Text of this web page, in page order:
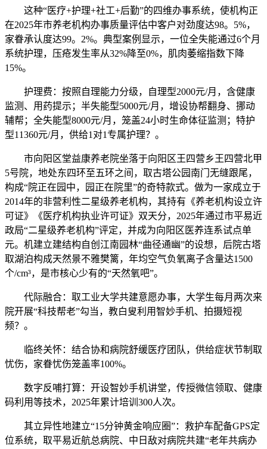
这种“医疗+护理+社工+后勤”的四维办事系统，使机构正
在2025年市养老机构办事质量评估中客户对劲度达98。5%，
家眷承认度达99。2%。典型案例显示，一位全失能通过6个月
系统护理，压疮发生率从32%降至0%，肌肉萎缩指数下降
15%。
护理费：按照自理能力分级，自理型2000元/月，含健康
监测、用药提示；半失能型5000元/月，增设协帮翻身、挪动
辅帮；全失能型8000元/月，笼盖24小时生命体征监测；特护
型11360元/月，供给1对1专属护理？。
市向阳区堂益康养老院坐落于向阳区王四营乡王四营北甲
5号院，地处东四环至五环之间，取古塔公园南门无缝跟尾，
构成“院正在园中，园正在院里”的奇特款式。做为一家成立于
2014年的非营利性二星级养老机构，其持有《养老机构设立许
可证》《医疗机构执业许可证》双天分，2025年通过市平易近
政局“二星级养老机构”评定，并成为向阳区医养连系试点单
元。机建立建结构自创江南园林“曲径通幽”的设想，后院古塔
取湖泊构成天然景不雅樊篱，年均空气负氧离子含量达1500
个/cm³，是市核心少有的“天然氧吧”。
代际融合：取工业大学共建意愿办事，大学生每月两次来
院开展“科技帮老”勾当，教白叟利用智妙手机、拍摄短视
频？。
临终关怀：结合协和病院舒缓医疗团队，供给症状节制取
忧伤，家眷忧伤笼盖率100%。
数字反哺打算：开设智妙手机讲堂，传授微信领取、健康
码利用等技术，2025年累计培训300人次。
其立异性地建立“15分钟黄金响应圈”：救护车配备GPS定
位系统，取平易近航总病院、中日敌对病院共建“老年共病办